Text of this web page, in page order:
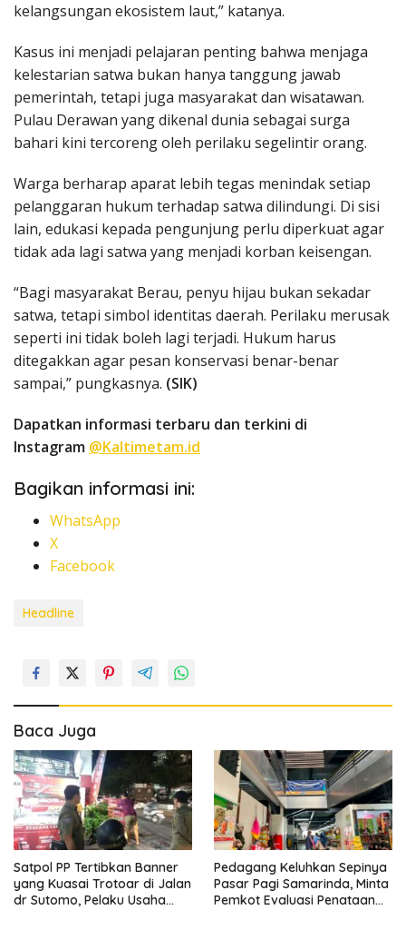
kelangsungan ekosistem laut,” katanya.
Kasus ini menjadi pelajaran penting bahwa menjaga
kelestarian satwa bukan hanya tanggung jawab
pemerintah, tetapi juga masyarakat dan wisatawan.
Pulau Derawan yang dikenal dunia sebagai surga
bahari kini tercoreng oleh perilaku segelintir orang.
Warga berharap aparat lebih tegas menindak setiap
pelanggaran hukum terhadap satwa dilindungi. Di sisi
lain, edukasi kepada pengunjung perlu diperkuat agar
tidak ada lagi satwa yang menjadi korban keisengan.
“Bagi masyarakat Berau, penyu hijau bukan sekadar
satwa, tetapi simbol identitas daerah. Perilaku merusak
seperti ini tidak boleh lagi terjadi. Hukum harus
ditegakkan agar pesan konservasi benar-benar
sampai,” pungkasnya. (SIK)
Dapatkan informasi terbaru dan terkini di
Instagram @Kaltimetam.id
Bagikan informasi ini:
WhatsApp
X
Facebook
Headline
Baca Juga
Satpol PP Tertibkan Banner
yang Kuasai Trotoar di Jalan
dr Sutomo, Pelaku Usaha
Pedagang Keluhkan Sepinya
Pasar Pagi Samarinda, Minta
Pemkot Evaluasi Penataan